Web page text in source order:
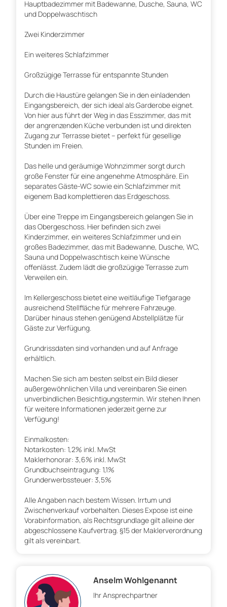
Hauptbadezimmer mit Badewanne, Dusche, Sauna, WC
und Doppelwaschtisch
Zwei Kinderzimmer
Ein weiteres Schlafzimmer
Großzügige Terrasse für entspannte Stunden
Durch die Haustüre gelangen Sie in den einladenden
Eingangsbereich, der sich ideal als Garderobe eignet.
Von hier aus führt der Weg in das Esszimmer, das mit
der angrenzenden Küche verbunden ist und direkten
Zugang zur Terrasse bietet – perfekt für gesellige
Stunden im Freien.
Das helle und geräumige Wohnzimmer sorgt durch
große Fenster für eine angenehme Atmosphäre. Ein
separates Gäste-WC sowie ein Schlafzimmer mit
eigenem Bad komplettieren das Erdgeschoss.
Über eine Treppe im Eingangsbereich gelangen Sie in
das Obergeschoss. Hier befinden sich zwei
Kinderzimmer, ein weiteres Schlafzimmer und ein
großes Badezimmer, das mit Badewanne, Dusche, WC,
Sauna und Doppelwaschtisch keine Wünsche
offenlässt. Zudem lädt die großzügige Terrasse zum
Verweilen ein.
Im Kellergeschoss bietet eine weitläufige Tiefgarage
ausreichend Stellfläche für mehrere Fahrzeuge.
Darüber hinaus stehen genügend Abstellplätze für
Gäste zur Verfügung.
Grundrissdaten sind vorhanden und auf Anfrage
erhältlich.
Machen Sie sich am besten selbst ein Bild dieser
außergewöhnlichen Villa und vereinbaren Sie einen
unverbindlichen Besichtigungstermin. Wir stehen Ihnen
für weitere Informationen jederzeit gerne zur
Verfügung!
Einmalkosten:
Notarkosten: 1,2% inkl. MwSt
Maklerhonorar: 3,6% inkl. MwSt
Grundbuchseintragung: 1,1%
Grunderwerbssteuer: 3,5%
Alle Angaben nach bestem Wissen. Irrtum und
Zwischenverkauf vorbehalten. Dieses Expose ist eine
Vorabinformation, als Rechtsgrundlage gilt alleine der
abgeschlossene Kaufvertrag. §15 der Maklerverordnung
gilt als vereinbart.
Anselm Wohlgenannt
Ihr Ansprechpartner